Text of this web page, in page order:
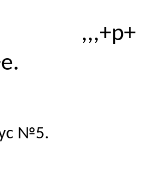
,,,+р+
№5.